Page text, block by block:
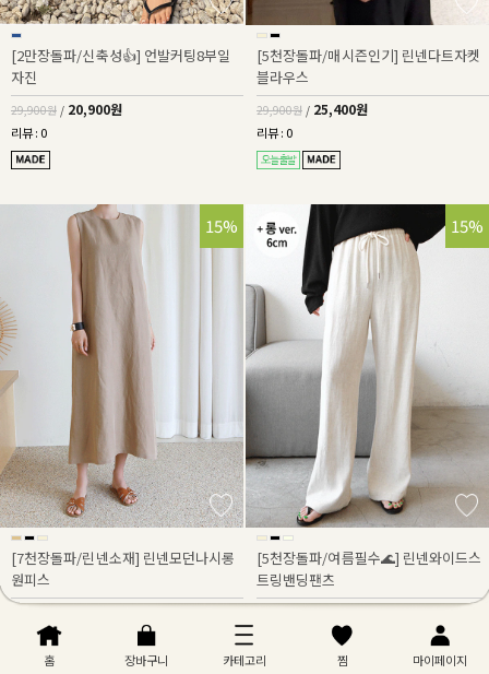
[2만장돌파/신축성👍] 언발커팅8부일
자진
29,900원 / 20,900원
리뷰 : 0
[5천장돌파/매시즌인기] 린넨다트자켓
블라우스
29,900원 / 25,400원
리뷰 : 0
15%
[7천장돌파/린넨소재] 린넨모던나시롱
원피스
리뷰 : 0
15%
[5천장돌파/여름필수🌊] 린넨와이드스
트링밴딩팬츠
18,600원
홈
장바구니 카테고리 찜 마이페이지